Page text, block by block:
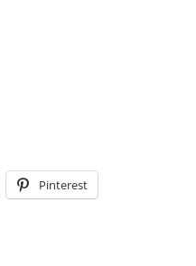
Pinterest